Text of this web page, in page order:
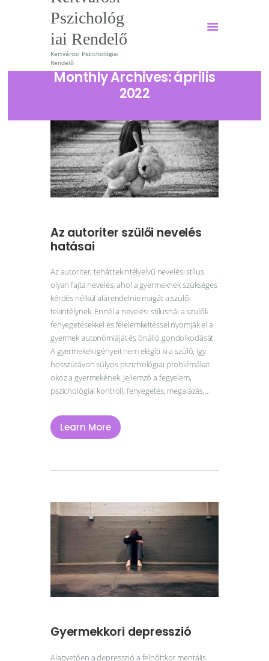
Pszichológ
iai Rendelő
Kertvárosi Pszichológiai
Rendelő
Monthly Archives: április
2022
Kertvárosi Pszichológiai
Rendelő
Kertvárosi Pszichológiai Rendelő
Főoldal
Szolgáltatások
Szakembereink
Árak
Tudomány
Magazin
Webshop
Kapcsolat
Információk
Az autoriter szülői nevelés
hatásai
Az autoriter, tehát tekintélyelvű nevelési stílus
olyan fajta nevelés, ahol a gyermeknek szükséges
kérdés nélkül alárendelnie magát a szülői
tekintélynek. Ennél a nevelési stílusnál a szülők
fenyegetésekkel és félelemkeltéssel nyomják el a
gyermek autonómiáját és önálló gondolkodását.
A gyermekek igényeit nem elégíti ki a szülő, így
hosszútávon súlyos pszichológiai problémákat
okoz a gyermekének. Jellemző a fegyelem,
pszichológiai kontroll, fenyegetés, megalázás,…
Learn More
Gyermekkori depresszió
Alapvetően a depresszió a felnőttkor mentális